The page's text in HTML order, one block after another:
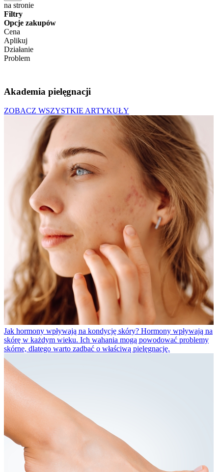
na stronie
Filtry
Opcje zakupów
Cena
Aplikuj
Działanie
Problem
Akademia pielęgnacji
ZOBACZ WSZYSTKIE ARTYKUŁY
Jak hormony wpływają na kondycję skóry? Hormony wpływają na
skórę w każdym wieku. Ich wahania mogą powodować problemy
skórne, dlatego warto zadbać o właściwą pielęgnację.